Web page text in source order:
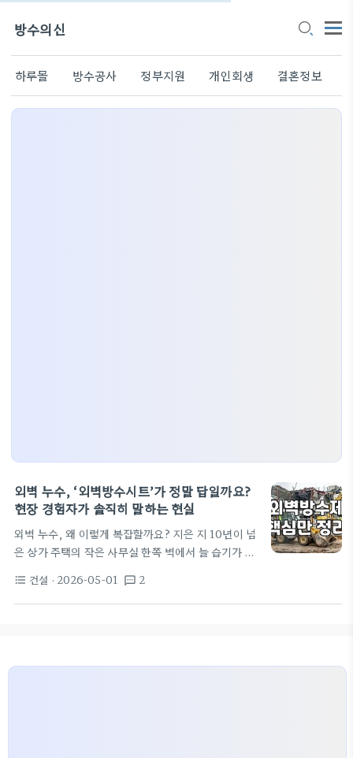
방수의신
하루몰 방수공사 정부지원 개인회생 결혼정보
외벽 누수, ‘외벽방수시트’가 정말 답일까요?
현장 경험자가 솔직히 말하는 현실
외벽 누수, 왜 이렇게 복잡할까요? 지은 지 10년이 넘
은 상가 주택의 작은 사무실 한쪽 벽에서 늘 습기가 올
이가 피어났죠. 처음엔 건물주가 페인트만 덧칠해봤
고, 그 다음엔 실리콘으로 틈새를 막는 정도로 해결하
format_list_bulleted 건설 · 2026-05-01 textsms 2